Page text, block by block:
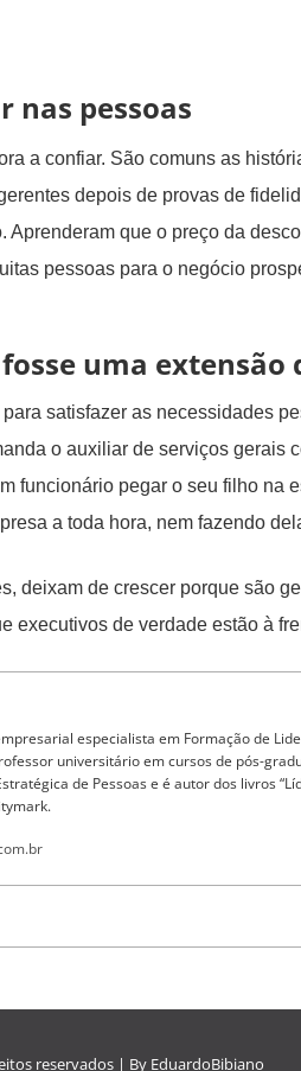
nas pessoas
a confiar. São comuns as
depois de provas de
Aprenderam que o preço da
pessoas para o negócio
uma extensão
satisfazer as necessidades
o auxiliar de serviços gerais
funcionário pegar o seu filho na
a toda hora, nem fazendo
deixam de crescer porque são
executivos de verdade estão à
especialista em Formação de
universitário em cursos de pós-
de Pessoas e é autor dos livros
reservados | By EduardoBibiano